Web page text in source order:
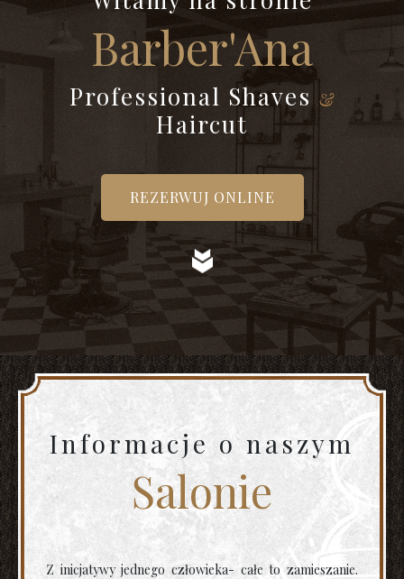
Barber'Ana
Professional Shaves
Haircut
REZERWUJ ONLINE
Informacje o naszym
Salonie
Z inicjatywy jednego człowieka- całe to zamieszanie.